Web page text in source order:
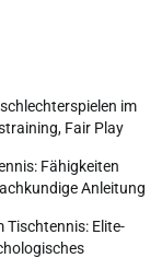
im
Fair Play
Fähigkeiten
Anleitung
Tischtennis: Elite-